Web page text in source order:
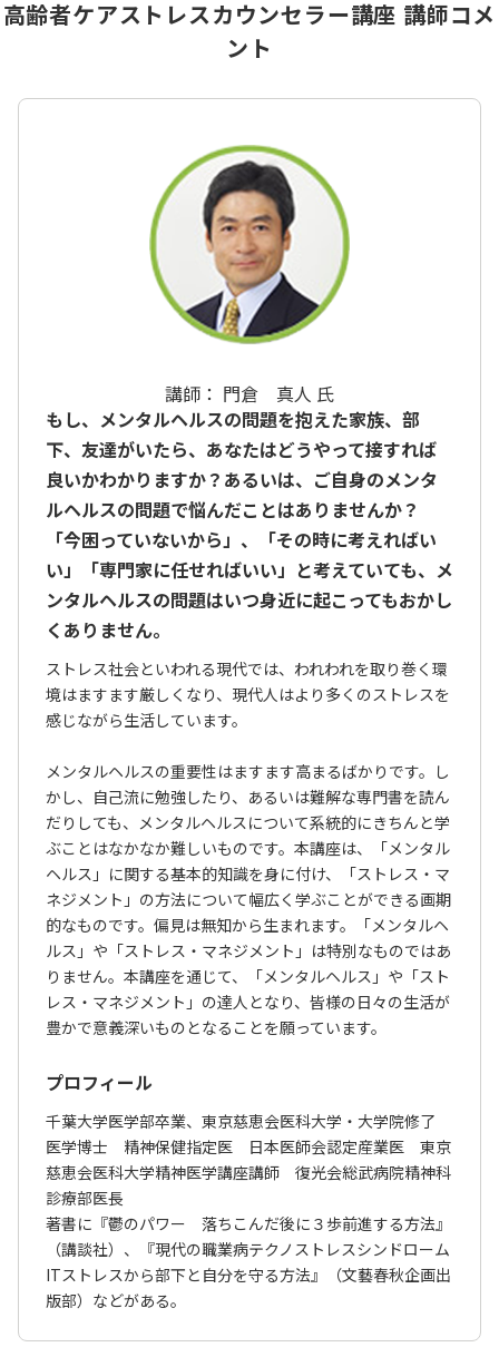
高齢者ケアストレスカウンセラー講座 講師コメ
ント
講師： 門倉 真人 氏
もし、メンタルヘルスの問題を抱えた家族、部
下、友達がいたら、あなたはどうやって接すれば
良いかわかりますか？あるいは、ご自身のメンタ
ルヘルスの問題で悩んだことはありませんか？
「今困っていないから」、「その時に考えればい
い」「専門家に任せればいい」と考えていても、メ
ンタルヘルスの問題はいつ身近に起こってもおかし
くありません。
ストレス社会といわれる現代では、われわれを取り巻く環
境はますます厳しくなり、現代人はより多くのストレスを
感じながら生活しています。
メンタルヘルスの重要性はますます高まるばかりです。し
かし、自己流に勉強したり、あるいは難解な専門書を読ん
だりしても、メンタルヘルスについて系統的にきちんと学
ぶことはなかなか難しいものです。本講座は、「メンタル
ヘルス」に関する基本的知識を身に付け、「ストレス・マ
ネジメント」の方法について幅広く学ぶことができる画期
的なものです。偏見は無知から生まれます。「メンタルヘ
ルス」や「ストレス・マネジメント」は特別なものではあ
りません。本講座を通じて、「メンタルヘルス」や「スト
レス・マネジメント」の達人となり、皆様の日々の生活が
豊かで意義深いものとなることを願っています。
プロフィール
千葉大学医学部卒業、東京慈恵会医科大学・大学院修了
医学博士 精神保健指定医 日本医師会認定産業医 東京
慈恵会医科大学精神医学講座講師 復光会総武病院精神科
診療部医長
著書に『鬱のパワー 落ちこんだ後に３歩前進する方法』
（講談社）、『現代の職業病テクノストレスシンドローム
ITストレスから部下と自分を守る方法』（文藝春秋企画出
版部）などがある。